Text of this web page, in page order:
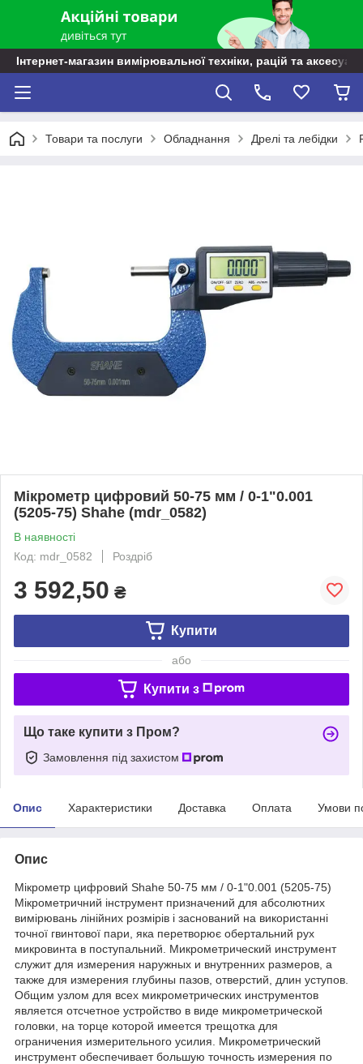
Інтернет-магазин вимірювальної техніки, рацій та
Товари та послуги Обладнання Дрелі та лебідки
Мікрометр цифровий 50-75 мм / 0-1"0.001
(5205-75) Shahe (mdr_0582)
В наявності
Код: mdr_0582
Роздріб
3 592,50 ₴
Купити
або
Купити з
Що таке купити з Пром?
Замовлення під захистом
Опис Характеристики Доставка Оплата Умови
Опис
Мікрометр цифровий Shahe 50-75 мм / 0-1"0.001 (5205-75)
Мікрометричний інструмент призначений для абсолютних
вимірювань лінійних розмірів і заснований на використанні
точної гвинтової пари, яка перетворює обертальний рух
микровинта в поступальний. Микрометрический инструмент
служит для измерения наружных и внутренних размеров, а
также для измерения глубины пазов, отверстий, длин уступов.
Общим узлом для всех микрометрических инструментов
является отсчетное устройство в виде микрометрической
головки, на торце которой имеется трещотка для
ограничения измерительного усилия. Микрометрический
инструмент обеспечивает большую точность измерения по